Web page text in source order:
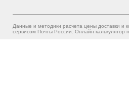
Данные и методики расчета цены доставки и
сервисом Почты России. Онлайн калькулятор